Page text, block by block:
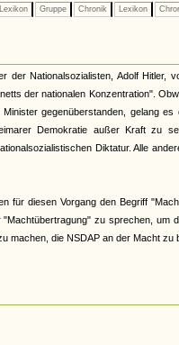
Lexikon Gruppe Chronik Lexikon
der Nationalsozialisten, Adolf Hitler,
der nationalen Konzentration".
gegenüberstanden, gelang
Demokratie außer Kraft zu
Diktatur. Alle
für diesen Vorgang den Begriff
zu sprechen, um
machen, die NSDAP an der Macht zu